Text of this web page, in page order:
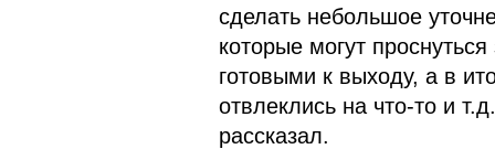
сделать небольшое
которые могут
готовыми к выходу, а в
отвлеклись на что-то и
рассказал.